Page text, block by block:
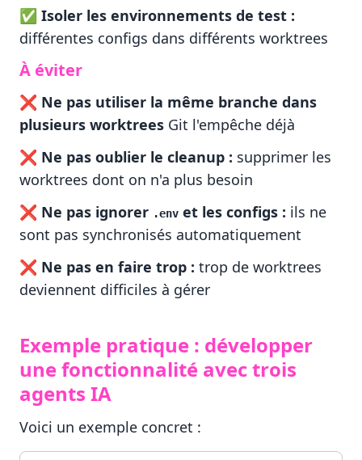
✅ Isoler les environnements de test :
différentes configs dans différents worktrees
À éviter
❌ Ne pas utiliser la même branche dans
plusieurs worktrees Git l'empêche déjà
❌ Ne pas oublier le cleanup : supprimer les
worktrees dont on n'a plus besoin
❌ Ne pas ignorer .env et les configs : ils ne
sont pas synchronisés automatiquement
❌ Ne pas en faire trop : trop de worktrees
deviennent difficiles à gérer
Exemple pratique : développer
une fonctionnalité avec trois
agents IA
Voici un exemple concret :